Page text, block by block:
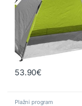
53.90€
Plažni program